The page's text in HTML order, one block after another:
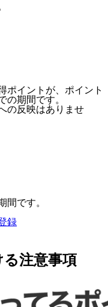
ポイントが、ポイント
の期間です。
の反映はありませ
間です。
録
る注意事項